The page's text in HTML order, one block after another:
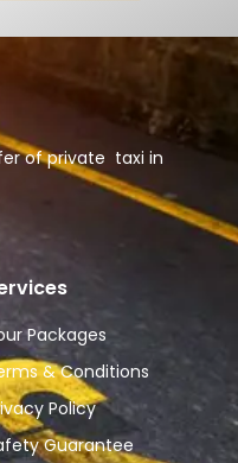
of private taxi in
Packages
& Conditions
Policy
Guarantee